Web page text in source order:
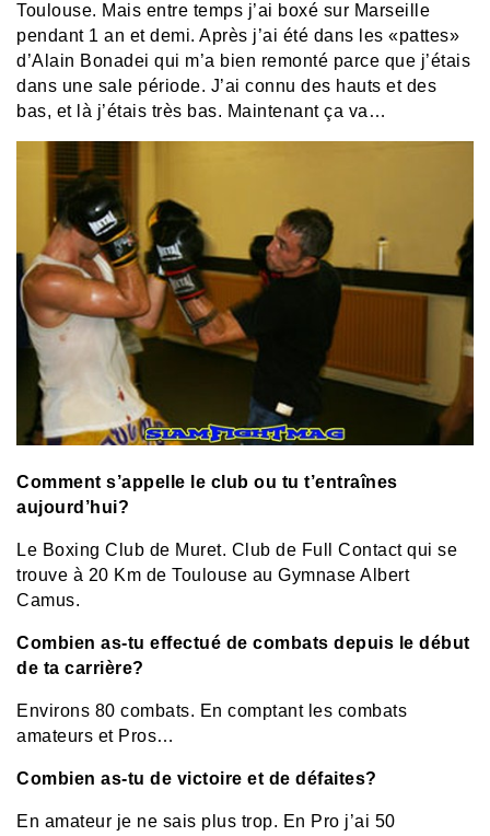
Toulouse. Mais entre temps j’ai boxé sur Marseille
pendant 1 an et demi. Après j’ai été dans les «pattes»
d’Alain Bonadei qui m’a bien remonté parce que j’étais
dans une sale période. J’ai connu des hauts et des
bas, et là j’étais très bas. Maintenant ça va…
Comment s’appelle le club ou tu t’entraînes
aujourd’hui?
Le Boxing Club de Muret. Club de Full Contact qui se
trouve à 20 Km de Toulouse au Gymnase Albert
Camus.
Combien as-tu effectué de combats depuis le début
de ta carrière?
Environs 80 combats. En comptant les combats
amateurs et Pros…
Combien as-tu de victoire et de défaites?
En amateur je ne sais plus trop. En Pro j’ai 50